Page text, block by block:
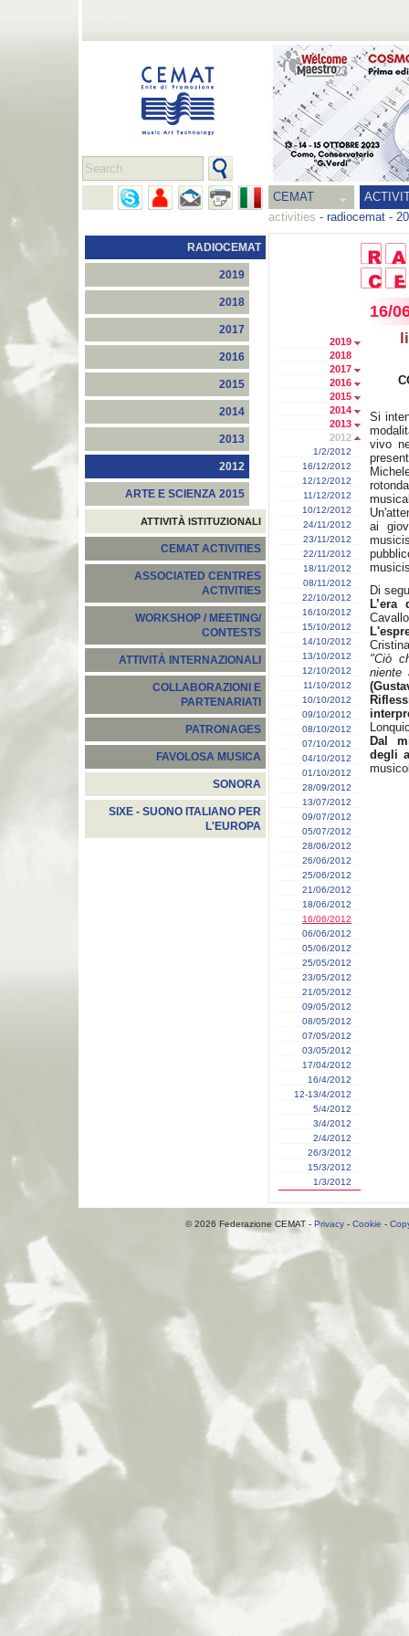
CEMAT
activities - radiocemat -
RADIOCEMAT
2019
2018
2017
2016
2015
2014
2013
2012
ARTE E SCIENZA 2015
ATTIVITÀ ISTITUZIONALI
CEMAT ACTIVITIES
ASSOCIATED CENTRES
ACTIVITIES
WORKSHOP / MEETING/
CONTESTS
ATTIVITÀ INTERNAZIONALI
COLLABORAZIONI E
PARTENARIATI
PATRONAGES
FAVOLOSA MUSICA
SONORA
SIXE - SUONO ITALIANO PER
L'EUROPA
2019
2018
2017
2016
2015
2014
2013
2012
1/2/2012
16/12/2012
12/12/2012
11/12/2012
10/12/2012
24/11/2012
23/11/2012
22/11/2012
18/11/2012
08/11/2012
22/10/2012
16/10/2012
15/10/2012
14/10/2012
13/10/2012
12/10/2012
11/10/2012
10/10/2012
09/10/2012
08/10/2012
07/10/2012
04/10/2012
01/10/2012
28/09/2012
13/07/2012
09/07/2012
05/07/2012
28/06/2012
26/06/2012
25/06/2012
21/06/2012
18/06/2012
16/06/2012
06/06/2012
05/06/2012
25/05/2012
23/05/2012
21/05/2012
09/05/2012
08/05/2012
07/05/2012
03/05/2012
17/04/2012
16/4/2012
12-13/4/2012
5/4/2012
3/4/2012
2/4/2012
26/3/2012
15/3/2012
1/3/2012
16/
Si
vivo
ai
Di
L’era
"Ciò
niente
Dal
degli
© 2026 Federazione CEMAT - Privacy - Cookie -